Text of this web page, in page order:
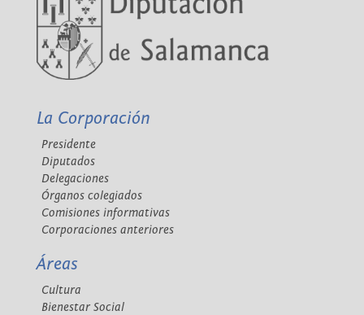
La Corporación
Presidente
Diputados
Delegaciones
Órganos colegiados
Comisiones informativas
Corporaciones anteriores
Áreas
Cultura
Bienestar Social